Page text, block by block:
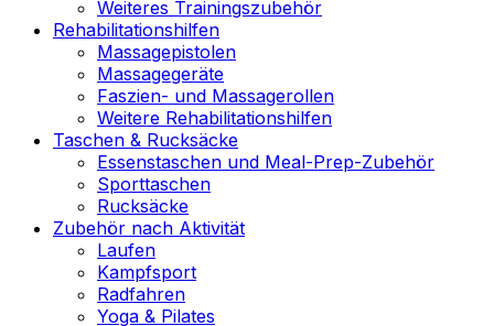
Weiteres Trainingszubehör
Rehabilitationshilfen
Massagepistolen
Massagegeräte
Faszien- und Massagerollen
Weitere Rehabilitationshilfen
Taschen & Rucksäcke
Essenstaschen und Meal-Prep-Zubehör
Sporttaschen
Rucksäcke
Zubehör nach Aktivität
Laufen
Kampfsport
Radfahren
Yoga & Pilates